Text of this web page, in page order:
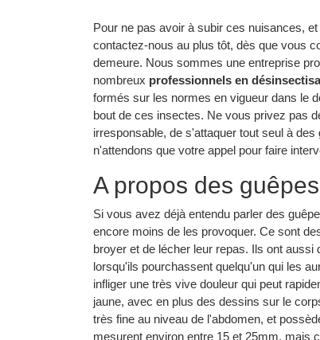
Pour ne pas avoir à subir ces nuisances,
contactez-nous au plus tôt, dès que vous
demeure. Nous sommes une entreprise
nombreux professionnels en
formés sur les normes en vigueur dans le
bout de ces insectes. Ne vous privez pas
irresponsable, de s'attaquer tout seul à
n'attendons que votre appel pour faire
A propos des guêpes
Si vous avez déjà entendu parler des
encore moins de les provoquer. Ce sont
broyer et de lécher leur repas. Ils ont
lorsqu'ils pourchassent quelqu'un qui les
infliger une très vive douleur qui peut
jaune, avec en plus des dessins sur le
très fine au niveau de l'abdomen, et
mesurent environ entre 15 et 25mm, mais